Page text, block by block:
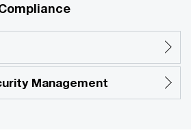
Management